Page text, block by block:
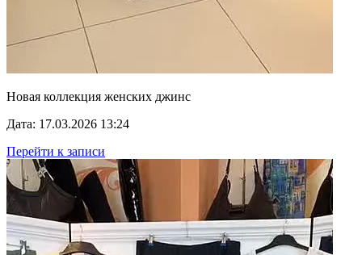
Новая коллекция женских джинс
Дата: 17.03.2026 13:24
Перейти к записи